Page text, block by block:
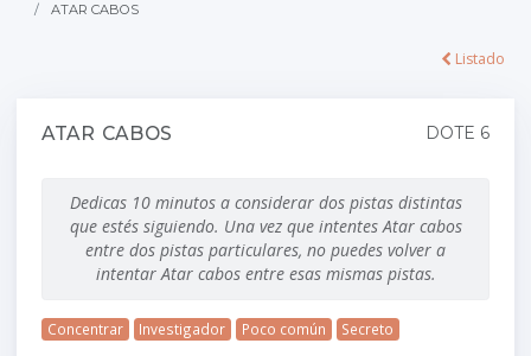
ATAR CABOS
Listado
ATAR CABOS DOTE 6
Dedicas 10 minutos a considerar dos pistas distintas
que estés siguiendo. Una vez que intentes Atar cabos
entre dos pistas particulares, no puedes volver a
intentar Atar cabos entre esas mismas pistas.
Concentrar Investigador Poco común Secreto